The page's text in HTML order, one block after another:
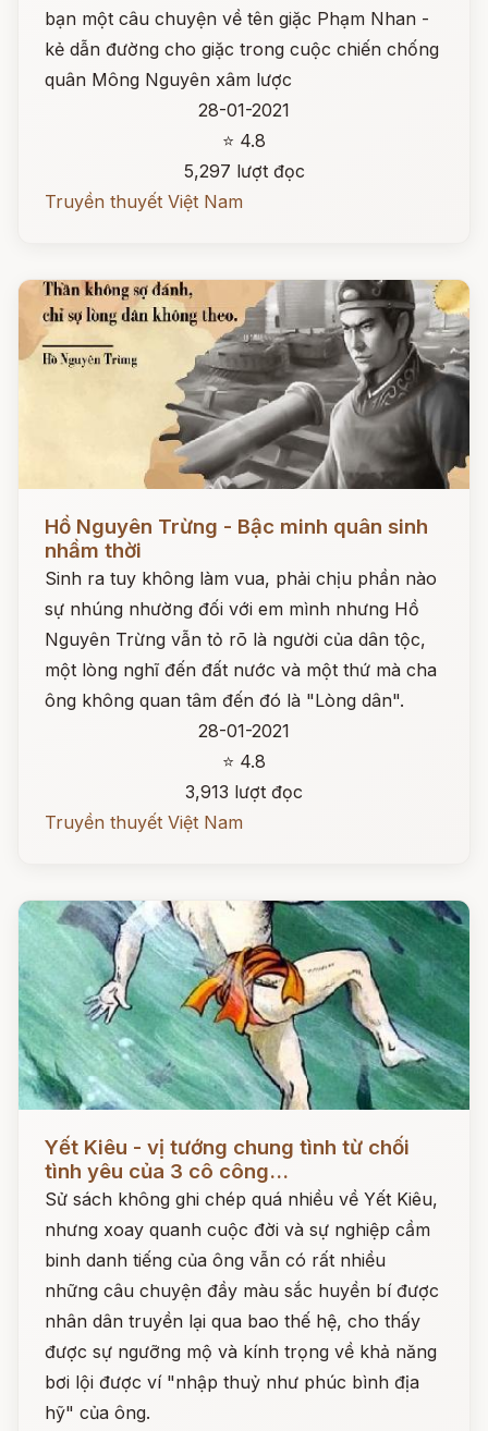
bạn một câu chuyện về tên giặc Phạm Nhan -
kẻ dẫn đường cho giặc trong cuộc chiến chống
quân Mông Nguyên xâm lược
28-01-2021
⭐ 4.8
5,297 lượt đọc
Truyền thuyết Việt Nam
Đọc ngay
Hồ Nguyên Trừng - Bậc minh quân sinh
nhầm thời
Sinh ra tuy không làm vua, phải chịu phần nào
sự nhúng nhường đối với em mình nhưng Hồ
Nguyên Trừng vẫn tỏ rõ là người của dân tộc,
một lòng nghĩ đến đất nước và một thứ mà cha
ông không quan tâm đến đó là "Lòng dân".
28-01-2021
⭐ 4.8
3,913 lượt đọc
Truyền thuyết Việt Nam
Đọc ngay
Yết Kiêu - vị tướng chung tình từ chối
tình yêu của 3 cô công...
Sử sách không ghi chép quá nhiều về Yết Kiêu,
nhưng xoay quanh cuộc đời và sự nghiệp cầm
binh danh tiếng của ông vẫn có rất nhiều
những câu chuyện đầy màu sắc huyền bí được
nhân dân truyền lại qua bao thế hệ, cho thấy
được sự ngưỡng mộ và kính trọng về khả năng
bơi lội được ví "nhập thuỷ như phúc bình địa
hỹ" của ông.